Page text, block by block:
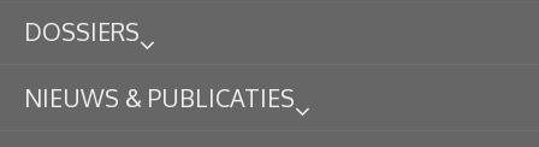
DOSSIERS
NIEUWS & PUBLICATIES